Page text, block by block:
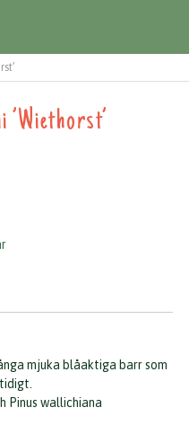
mjuka blåaktiga barr som
Pinus wallichiana